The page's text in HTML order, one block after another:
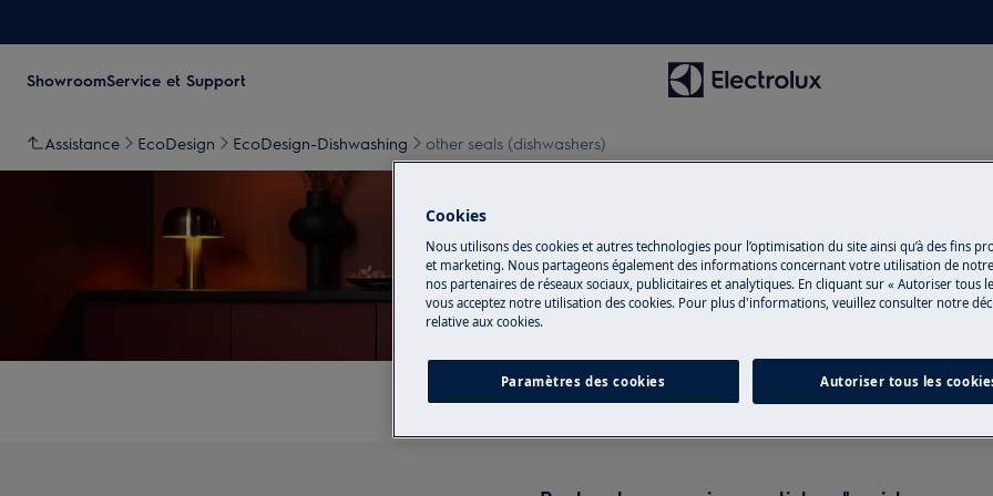
ShowroomService et Support
Assistance EcoDesign EcoDesign-Dishwashing other seals (dishwashers)
Soutien pour other seals
Cookies
Nous utilisons des cookies et autres technologies pour l’optimisation du site ainsi qu’à des fins
et marketing. Nous partageons également des informations concernant votre utilisation de
nos partenaires de réseaux sociaux, publicitaires et analytiques. En cliquant sur « Autoriser tous
vous acceptez notre utilisation des cookies. Pour plus d'informations, veuillez consulter notre
relative aux cookies.
Paramètres des cookies Autoriser tous les